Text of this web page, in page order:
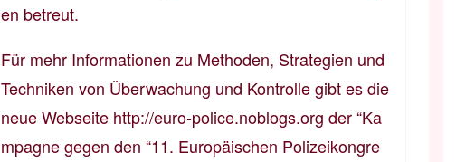
en betreut.
Für mehr Informationen zu Methoden, Strategien und
Techniken von Überwachung und Kontrolle gibt es die
neue Webseite http://euro-police.noblogs.org der “Ka
mpagne gegen den “11. Europäischen Polizeikongre